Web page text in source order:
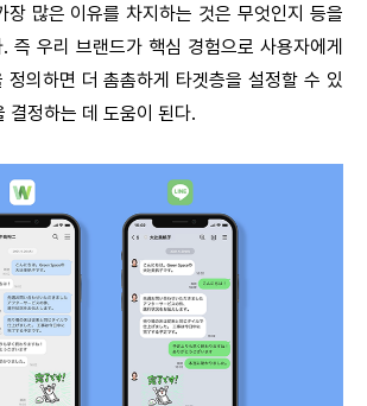
장 많은 이유를 차지하는 것은 무엇인지 등을
즉 우리 브랜드가 핵심 경험으로 사용자에게
정의하면 더 촘촘하게 타겟층을 설정할 수 있
결정하는 데 도움이 된다.